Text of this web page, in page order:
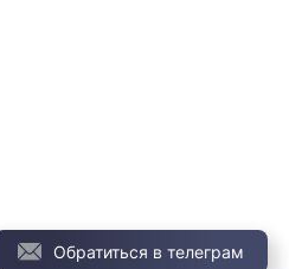
Обратиться в телеграм